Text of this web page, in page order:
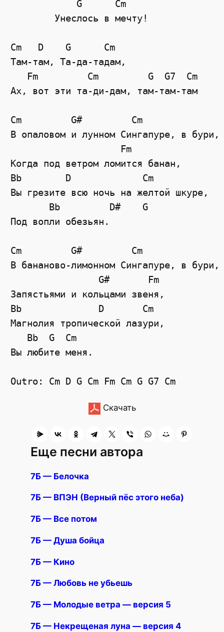
            G      Cm
Cm   D    G      Cm
Там-там, Та-да-тадам,
   Fm         Cm         G  G7  Cm
Ах, вот эти та-ди-дам, там-там-там
Cm         G#         Cm
В опаловом и лунном Сингапуре, в бури,
                    Fm
Когда под ветром ломится банан,
Bb        D             Cm
Вы грезите всю ночь на желтой шкуре,
       Bb         D#    G
Под вопли обезьян.
Cm         G#         Cm
В бананово-лимонном Сингапуре, в бури,
                G#       Fm
Запястьями и кольцами звеня,
Bb              D       Cm
Магнолия тропической лазури,
   Bb  G  Cm
Вы любите меня.
Скачать
Еще песни автора
7Б — Белочка
7Б — ВПЭН (Верный пёс этого неба)
7Б — Все потом
7Б — Душа бойца
7Б — Кино
7Б — Любовь не убьешь
7Б — Молодые ветра — версия 5
7Б — Некрещеная луна — версия 4